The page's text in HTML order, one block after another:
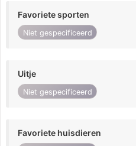
Favoriete sporten
Niet gespecificeerd
Uitje
Niet gespecificeerd
Favoriete huisdieren